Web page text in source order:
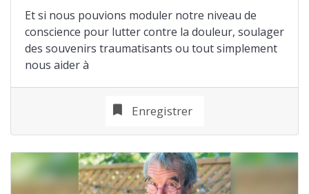
Et si nous pouvions moduler notre niveau de
conscience pour lutter contre la douleur, soulager
des souvenirs traumatisants ou tout simplement
nous aider à
Enregistrer